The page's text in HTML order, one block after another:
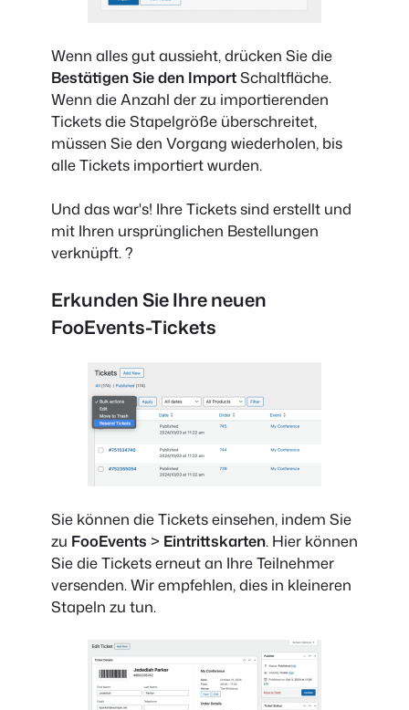
Wenn alles gut aussieht, drücken Sie die
Bestätigen Sie den ImportSchaltfläche.
Wenn die Anzahl der zu importierenden
Tickets die Stapelgröße überschreitet,
müssen Sie den Vorgang wiederholen, bis
alle Tickets importiert wurden.
Und das war's! Ihre Tickets sind erstellt und
mit Ihren ursprünglichen Bestellungen
verknüpft. ?
Erkunden Sie Ihre neuen
FooEvents-Tickets
Sie können die Tickets einsehen, indem Sie
zu FooEvents > Eintrittskarten. Hier können
Sie die Tickets erneut an Ihre Teilnehmer
versenden. Wir empfehlen, dies in kleineren
Stapeln zu tun.